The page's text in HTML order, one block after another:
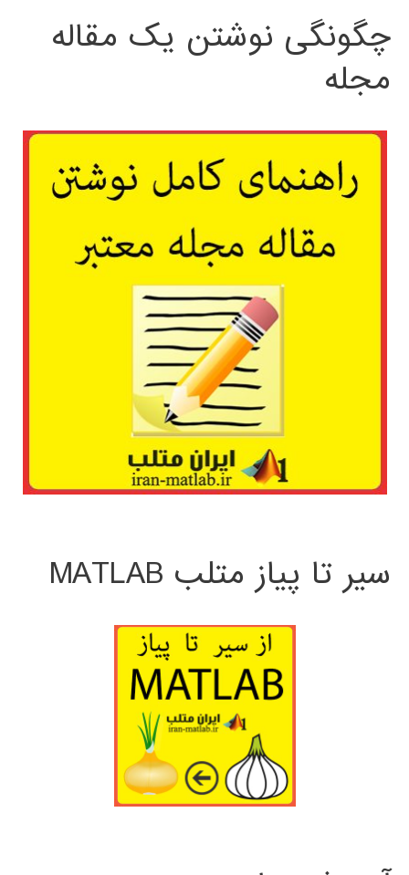
چگونگی نوشتن یک مقاله
مجله
سیر تا پیاز متلب MATLAB